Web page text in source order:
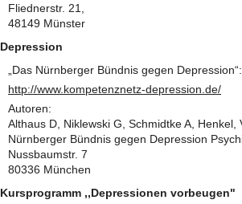
Fliednerstr. 21,
48149 Münster
Depression
„Das Nürnberger Bündnis gegen
http://www.kompetenznetz-depression.de/
Autoren:
Althaus D, Niklewski G, Schmidtke A, Henkel,
Nürnberger Bündnis gegen Depression
Nussbaumstr. 7
80336 München
Kursprogramm ,,Depressionen vorbeugen"